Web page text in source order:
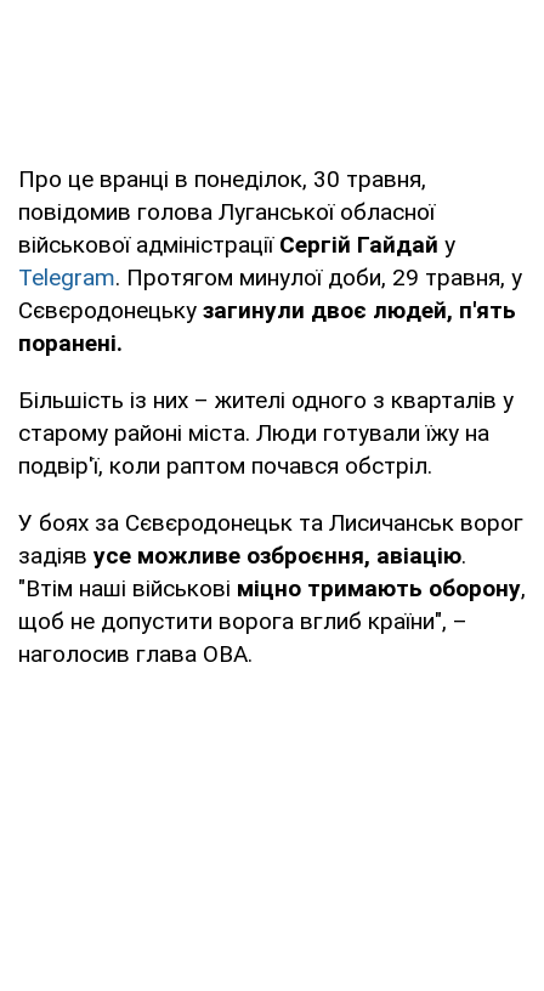
Про це вранці в понеділок, 30 травня,
повідомив голова Луганської обласної
військової адміністрації Сергій Гайдай у
Telegram. Протягом минулої доби, 29 травня, у
Сєвєродонецьку загинули двоє людей, п'ять
поранені.
Більшість із них – жителі одного з кварталів у
старому районі міста. Люди готували їжу на
подвір'ї, коли раптом почався обстріл.
У боях за Сєвєродонецьк та Лисичанськ ворог
задіяв усе можливе озброєння, авіацію.
"Втім наші військові міцно тримають оборону,
щоб не допустити ворога вглиб країни", –
наголосив глава ОВА.